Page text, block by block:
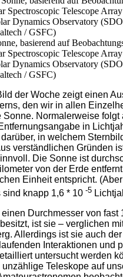
basierend auf
Spectroscopic Telescope
Dynamics Observatory
/ GSFC)
der Woche zeigt einen
den wir in allen
Sonne. Normalerweise folgt
in
darüber, in welchem
verständlichen Gründen
Die Sonne ist
von der Erde
Einheit entspricht.
sind knapp 1,6 * 10 -5
Durchmesser von fast
ist sie – verglichen
Allerdings ist sie auch
Interaktionen und
untersucht werden
unzählige Teleskope auf